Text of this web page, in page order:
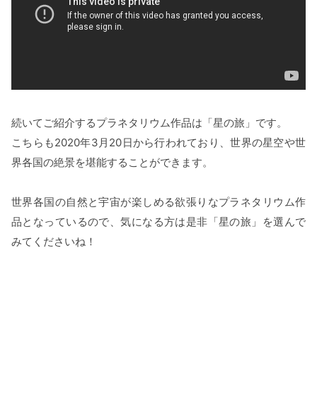
続いてご紹介するプラネタリウム作品は「星の旅」です。
こちらも2020年3月20日から行われており、世界の星空や世
界各国の絶景を堪能することができます。
世界各国の自然と宇宙が楽しめる欲張りなプラネタリウム作
品となっているので、気になる方は是非「星の旅」を選んで
みてくださいね！